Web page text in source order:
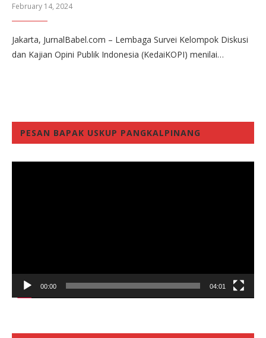
February 14, 2024
Jakarta, JurnalBabel.com – Lembaga Survei Kelompok Diskusi
dan Kajian Opini Publik Indonesia (KedaiKOPI) menilai…
PESAN BAPAK USKUP PANGKALPINANG
00:00 04:01